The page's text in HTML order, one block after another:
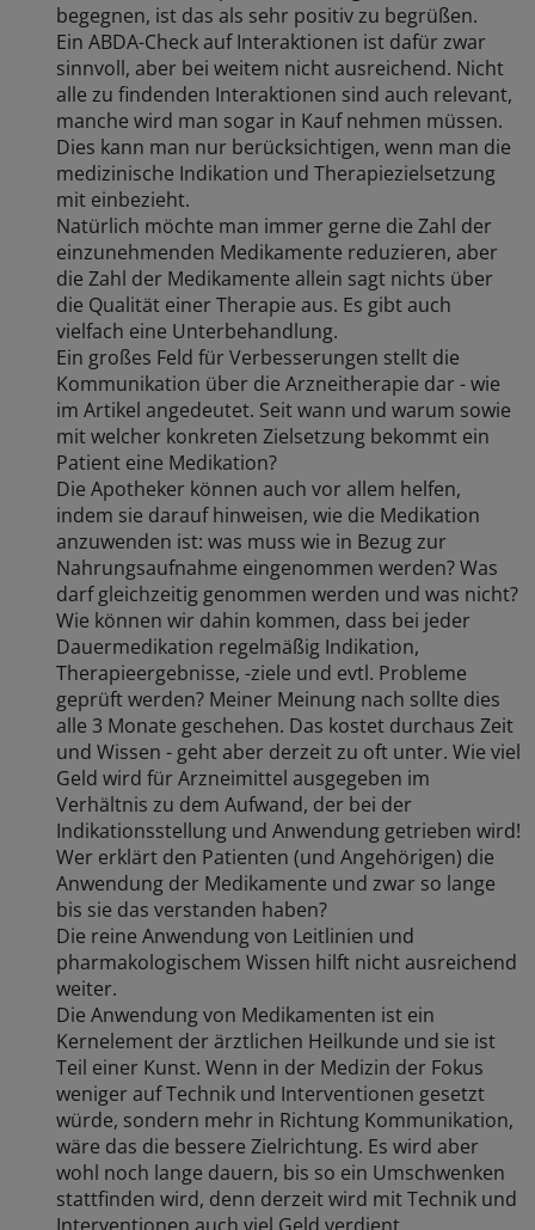
begegnen, ist das als sehr positiv zu begrüßen.
Ein ABDA-Check auf Interaktionen ist dafür zwar
sinnvoll, aber bei weitem nicht ausreichend. Nicht
alle zu findenden Interaktionen sind auch relevant,
manche wird man sogar in Kauf nehmen müssen.
Dies kann man nur berücksichtigen, wenn man die
medizinische Indikation und Therapiezielsetzung
mit einbezieht.
Natürlich möchte man immer gerne die Zahl der
einzunehmenden Medikamente reduzieren, aber
die Zahl der Medikamente allein sagt nichts über
die Qualität einer Therapie aus. Es gibt auch
vielfach eine Unterbehandlung.
Ein großes Feld für Verbesserungen stellt die
Kommunikation über die Arzneitherapie dar - wie
im Artikel angedeutet. Seit wann und warum sowie
mit welcher konkreten Zielsetzung bekommt ein
Patient eine Medikation?
Die Apotheker können auch vor allem helfen,
indem sie darauf hinweisen, wie die Medikation
anzuwenden ist: was muss wie in Bezug zur
Nahrungsaufnahme eingenommen werden? Was
darf gleichzeitig genommen werden und was nicht?
Wie können wir dahin kommen, dass bei jeder
Dauermedikation regelmäßig Indikation,
Therapieergebnisse, -ziele und evtl. Probleme
geprüft werden? Meiner Meinung nach sollte dies
alle 3 Monate geschehen. Das kostet durchaus Zeit
und Wissen - geht aber derzeit zu oft unter. Wie viel
Geld wird für Arzneimittel ausgegeben im
Verhältnis zu dem Aufwand, der bei der
Indikationsstellung und Anwendung getrieben wird!
Wer erklärt den Patienten (und Angehörigen) die
Anwendung der Medikamente und zwar so lange
bis sie das verstanden haben?
Die reine Anwendung von Leitlinien und
pharmakologischem Wissen hilft nicht ausreichend
weiter.
Die Anwendung von Medikamenten ist ein
Kernelement der ärztlichen Heilkunde und sie ist
Teil einer Kunst. Wenn in der Medizin der Fokus
weniger auf Technik und Interventionen gesetzt
würde, sondern mehr in Richtung Kommunikation,
wäre das die bessere Zielrichtung. Es wird aber
wohl noch lange dauern, bis so ein Umschwenken
stattfinden wird, denn derzeit wird mit Technik und